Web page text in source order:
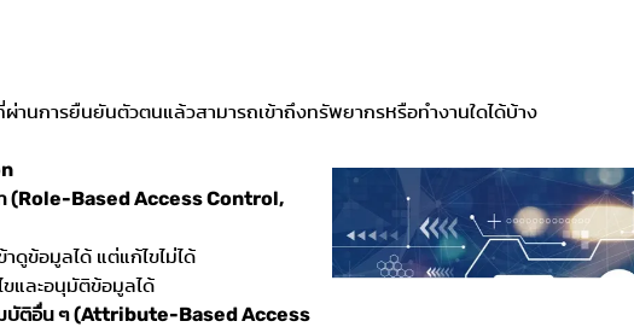
ผ่านการยืนยันตัวตนแล้วสามารถเข้าถึงทรัพยากรหรือทำงานใดได้บ้าง
(Role-Based Access Control,
อมูลได้ แต่แก้ไขไม่ได้
ละอนุมัติข้อมูลได้
ติอื่น ๆ (Attribute-Based Access